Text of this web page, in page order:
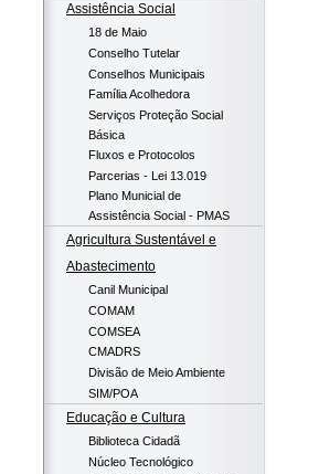
Assistência Social
18 de Maio
Conselho Tutelar
Conselhos Municipais
Família Acolhedora
Serviços Proteção Social
Básica
Fluxos e Protocolos
Parcerias - Lei 13.019
Plano Municial de
Assistência Social - PMAS
Agricultura Sustentável e
Abastecimento
Canil Municipal
COMAM
COMSEA
CMADRS
Divisão de Meio Ambiente
SIM/POA
Educação e Cultura
Biblioteca Cidadã
Núcleo Tecnológico